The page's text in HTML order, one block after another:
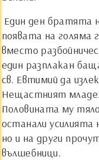
Един ден братята
появата на голяма
вместо
един разплакан
св. Евтимий да
Нещастният
Половината му
останали усилията
но и на други
вълшебници.